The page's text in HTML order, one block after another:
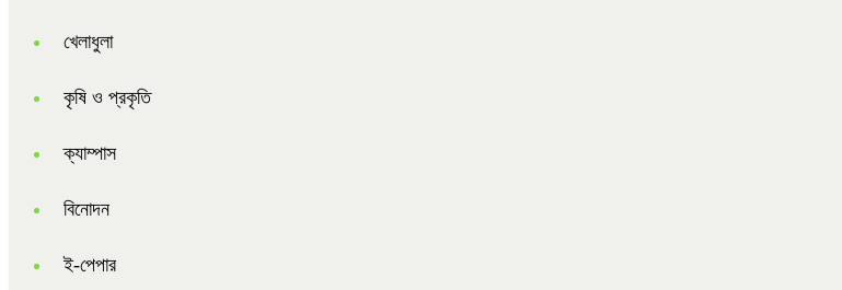
খেলাধুলা
কৃষি ও প্রকৃতি
ক্যাম্পাস
বিনোদন
ই-পেপার